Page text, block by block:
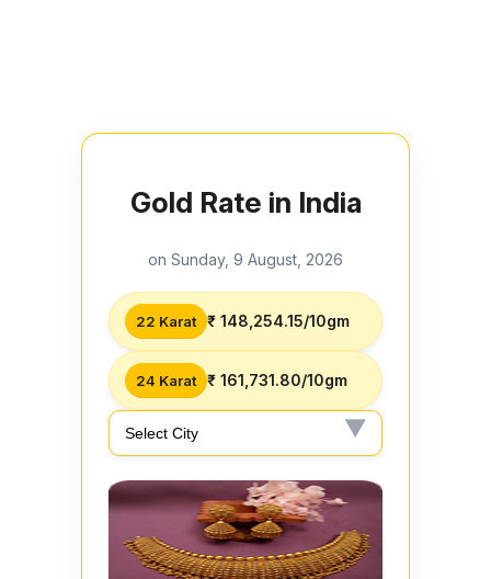
Gold Rate in India
on Sunday, 9 August, 2026
22 Karat ₹ 148,254.15/10gm
24 Karat ₹ 161,731.80/10gm